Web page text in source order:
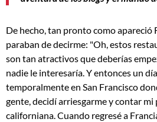
De hecho, tan pronto como apareció
paraban de decirme: "Oh, estos
son tan atractivos que deberías
nadie le interesaría. Y entonces un
temporalmente en San Francisco
gente, decidí arriesgarme y contar mi
californiana. Cuando regresé a